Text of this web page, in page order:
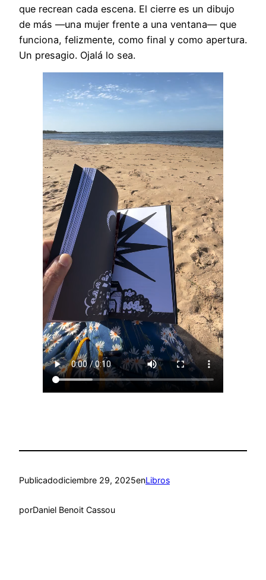
que recrean cada escena. El cierre es un dibujo
de más —una mujer frente a una ventana— que
funciona, felizmente, como final y como apertura.
Un presagio. Ojalá lo sea.
Publicadodiciembre 29, 2025enLibros
porDaniel Benoit Cassou